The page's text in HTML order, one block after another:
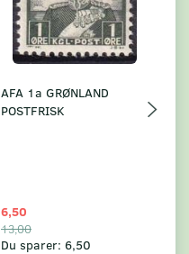
AFA 1a GRØNLAND
POSTFRISK
6,50
13,00
Du sparer: 6,50